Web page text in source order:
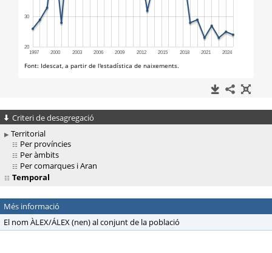
Criteri de desagregació
Territorial
Per províncies
Per àmbits
Per comarques i Aran
Temporal
Més informació
El nom ÀLEX/ÁLEX (nen) al conjunt de la població